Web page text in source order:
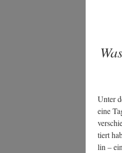
Unter
eine
tiert
lin –